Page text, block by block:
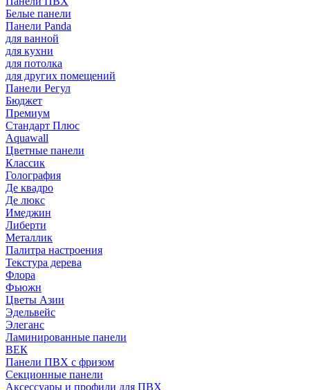
Белые панели
Панели Panda
для ванной
для кухни
для потолка
для других помещений
Панели Регул
Бюджет
Премиум
Стандарт Плюс
Aquawall
Цветные панели
Классик
Голография
Де квадро
Де люкс
Имеджин
Либерти
Металлик
Палитра настроения
Текстура дерева
Флора
Фьюжн
Цветы Азии
Эдельвейс
Элеганс
Ламинированные панели
ВЕК
Панели ПВХ с фризом
Секционные панели
Аксессуары и профили для ПВХ